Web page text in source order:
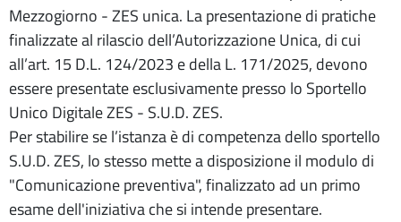
Mezzogiorno - ZES unica. La presentazione di pratiche
finalizzate al rilascio dell’Autorizzazione Unica, di cui
all’art. 15 D.L. 124/2023 e della L. 171/2025, devono
essere presentate esclusivamente presso lo Sportello
Unico Digitale ZES - S.U.D. ZES.
Per stabilire se l’istanza è di competenza dello sportello
S.U.D. ZES, lo stesso mette a disposizione il modulo di
"Comunicazione preventiva", finalizzato ad un primo
esame dell'iniziativa che si intende presentare.